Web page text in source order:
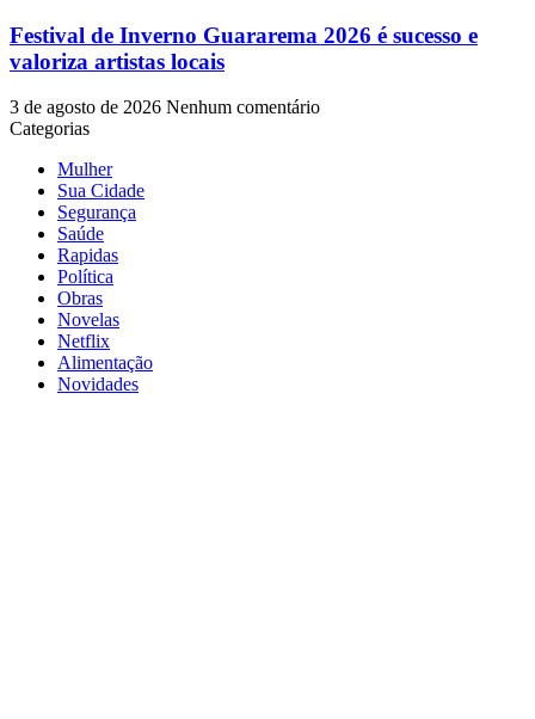
Festival de Inverno Guararema 2026 é sucesso e
valoriza artistas locais
3 de agosto de 2026 Nenhum comentário
Categorias
Mulher
Sua Cidade
Segurança
Saúde
Rapidas
Política
Obras
Novelas
Netflix
Alimentação
Novidades